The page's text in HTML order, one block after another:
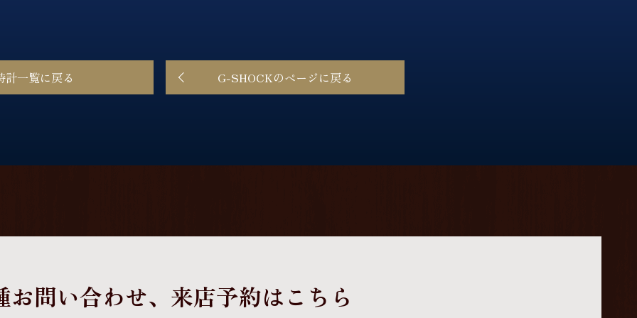
計一覧に戻る G-SHOCKのページに戻る
お問い合わせ、 来店予約はこちら